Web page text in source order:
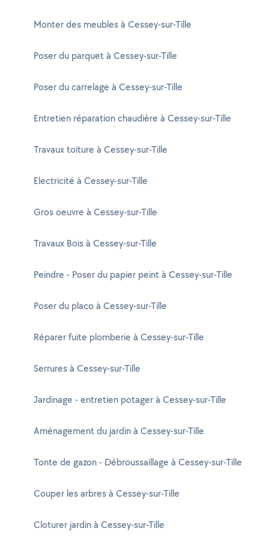
Monter des meubles à Cessey-sur-Tille
Poser du parquet à Cessey-sur-Tille
Poser du carrelage à Cessey-sur-Tille
Entretien réparation chaudière à Cessey-sur-Tille
Travaux toiture à Cessey-sur-Tille
Electricité à Cessey-sur-Tille
Gros oeuvre à Cessey-sur-Tille
Travaux Bois à Cessey-sur-Tille
Peindre - Poser du papier peint à Cessey-sur-Tille
Poser du placo à Cessey-sur-Tille
Réparer fuite plomberie à Cessey-sur-Tille
Serrures à Cessey-sur-Tille
Jardinage - entretien potager à Cessey-sur-Tille
Aménagement du jardin à Cessey-sur-Tille
Tonte de gazon - Débroussaillage à Cessey-sur-Tille
Couper les arbres à Cessey-sur-Tille
Cloturer jardin à Cessey-sur-Tille